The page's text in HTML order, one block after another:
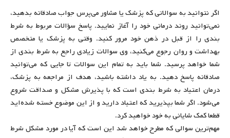
اگر نتوانید به سوالاتی که پزشک یا مشاور می‌پرس جواب صادقانه بدهید،
نمی‌توانید روند درمانی خود را آغاز نمایید. پاسخ سؤالات مربوط به شرط
بندی را از قبل در ذهن خود مرور کنید. وقتی به پزشک یا متخصص
بهداشت و روان رجوع می‌کنید، وی سوالات زیادی راجع به شرط بندی از
شما خواهد پرسید. شما باید به تمام این سوالات تا جایی که می‌توانید
صادقانه پاسخ دهید. به یاد داشته باشید، هدف از مراجعه به پزشک،
درمان اعتیاد به شرط بندی است که با پذیرش مشکل و صداقت شروع
می‌شود. اگر شما بپذیرید که اعتیاد دارید و از این موضوع خسته شده‌اید
قطعا کمک شایانی به خود خواهید کرد.
مهم‌ترین سوالی که مطرح خواهد شد این است که آیا در مورد مشکل شرط